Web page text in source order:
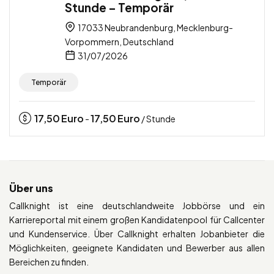
Stunde – Temporär
17033 Neubrandenburg, Mecklenburg-
Vorpommern, Deutschland
31/07/2026
Temporär
17,50Euro -17,50Euro / Stunde
Über uns
Callknight ist eine deutschlandweite Jobbörse und ein
Karriereportal mit einem großen Kandidatenpool für Callcenter
und Kundenservice. Über Callknight erhalten Jobanbieter die
Möglichkeiten, geeignete Kandidaten und Bewerber aus allen
Bereichen zu finden.